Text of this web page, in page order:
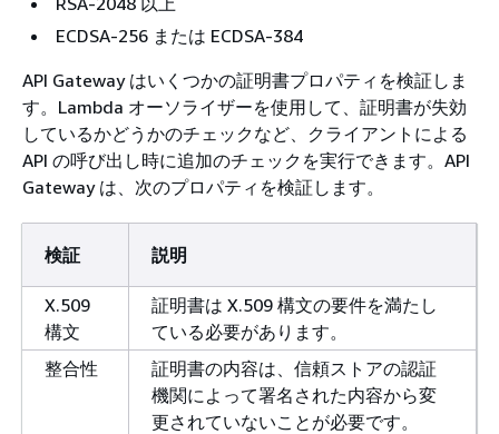
ECDSA-256 または ECDSA-384
API Gateway はいくつかの証明書プロパティを検証しま
す。Lambda オーソライザーを使用して、証明書が失効
しているかどうかのチェックなど、クライアントによる
API の呼び出し時に追加のチェックを実行できます。API
Gateway は、次のプロパティを検証します。
検証 説明
X.509
構文
証明書は X.509 構文の要件を満たし
ている必要があります。
整合性
証明書の内容は、信頼ストアの認証
機関によって署名された内容から変
更されていないことが必要です。